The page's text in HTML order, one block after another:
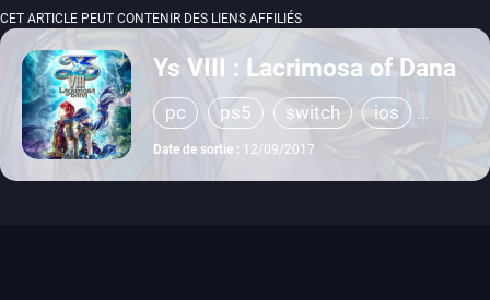
CET ARTICLE PEUT CONTENIR DES LIENS AFFILIÉS
Ys VIII : Lacrimosa of Dana
pc ps5 switch
ios
android
stadia
Date de sortie : 12/09/2017